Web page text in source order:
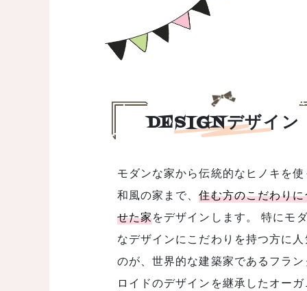
DESIGNデザイン
モダンな家から伝統的なヒノキを
和風の家まで、住む方のこだわり
せた家をデザインします。 特にモダン
なデザインにこだわりを持つ方に
のが、世界的な建築家であるフラ
ロイドのデザインを継承したオー